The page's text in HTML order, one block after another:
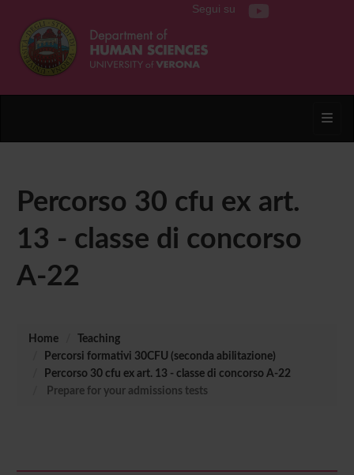
Segui su
Percorso 30 cfu ex art.
13 - classe di concorso
A-22
Home
Teaching
Percorsi formativi 30CFU (seconda abilitazione)
Percorso 30 cfu ex art. 13 - classe di concorso A-22
Prepare for your admissions tests